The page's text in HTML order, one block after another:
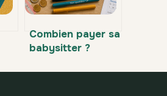
Combien payer sa
babysitter ?
calcul du coût